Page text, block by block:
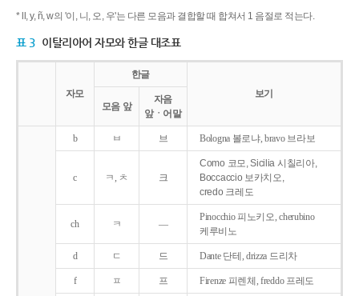
* ll, y, ñ, w의 '이, 니, 오, 우'는 다른 모음과 결합할 때 합쳐서 1 음절로 적는다.
표 3 이탈리아어 자모와 한글 대조표
자모
한글
보기
모음 앞
자음
앞ㆍ어말
b ㅂ 브 Bologna 볼로냐, bravo 브라보
c ㅋ, ㅊ 크
Como 코모, Sicilia 시칠리아,
Boccaccio 보카치오,
credo 크레도
ch ㅋ ―
Pinocchio 피노키오, cherubino
케루비노
d ㄷ 드 Dante 단테, drizza 드리차
f ㅍ 프 Firenze 피렌체, freddo 프레도